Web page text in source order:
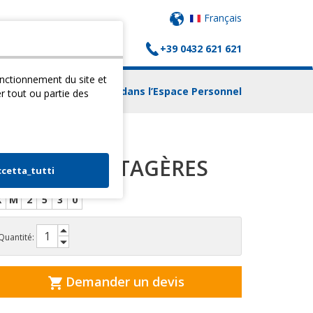
Français
+39 0432 621 621
Login dans l’Espace Personnel
3 ÉTAGÈRES
M 2 5 3 0
Demander un devis
du site et
tout ou partie des